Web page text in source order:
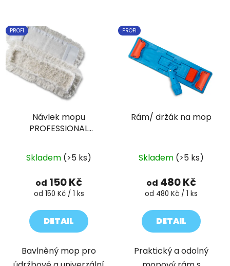
PROFI
Návlek mopu
PROFESSIONAL
Skladem (>5 ks)
od 150 Kč
Měrná
od 150 Kč / 1 ks
DETAIL
Bavlněný mop pro
PROFI
Rám/ držák na mop
Skladem (>5 ks)
od 480 Kč
Měrná
od 480 Kč / 1 ks
DETAIL
Praktický a odolný